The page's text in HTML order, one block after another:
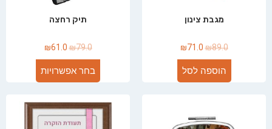
מגבת צינון
₪89.0
₪71.0
הוספה לסל
תיק רחצה
₪79.0
₪61.0
בחר אפשרויות